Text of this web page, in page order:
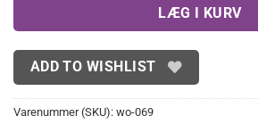
LÆG I KURV
ADD TO WISHLIST
Varenummer (SKU): wo-069